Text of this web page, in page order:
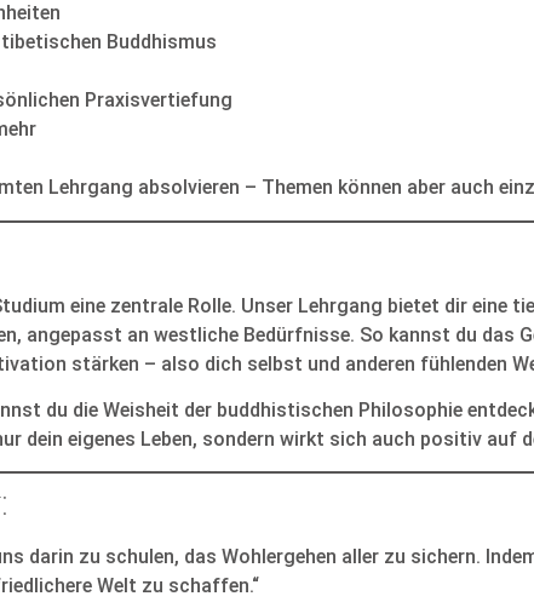
Buddhismus
Praxisvertiefung
Lehrgang absolvieren – Themen können aber auch
eine zentrale Rolle. Unser Lehrgang bietet dir eine
angepasst an westliche Bedürfnisse. So kannst du das
stärken – also dich selbst und anderen fühlenden
du die Weisheit der buddhistischen Philosophie
dein eigenes Leben, sondern wirkt sich auch positiv auf
darin zu schulen, das Wohlergehen aller zu sichern.
Welt zu schaffen.“